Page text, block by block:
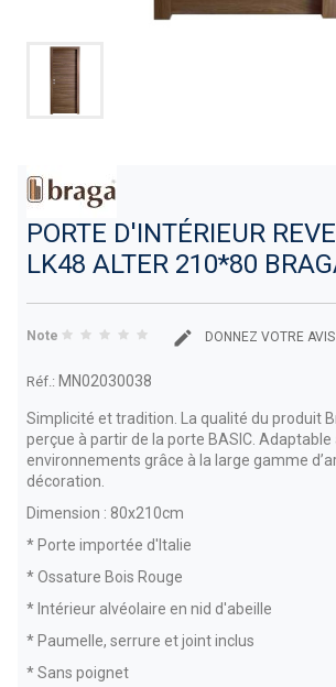
PORTE D'INTÉRIEUR
LK48 ALTER 210*80
Note DONNEZ VOTRE AVIS
Réf.: MN02030038
Simplicité et tradition. La qualité du produit
perçue à partir de la porte BASIC. Adaptable
environnements grâce à la large gamme
décoration.
Dimension : 80x210cm
* Porte importée d'Italie
* Ossature Bois Rouge
* Intérieur alvéolaire en nid d'abeille
* Paumelle, serrure et joint inclus
* Sans poignet